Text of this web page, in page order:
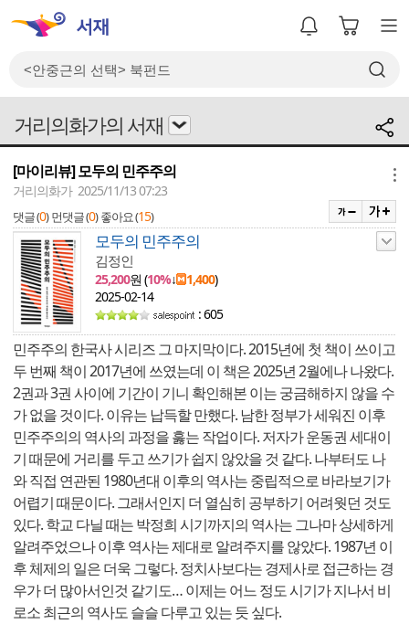
거리의화가의 서재
[마이리뷰] 모두의 민주주의
거리의화가 2025/11/13 07:23
댓글 (0) 먼댓글 (0) 좋아요 (15)
모두의 민주주의
김정인
25,200원 (10%↓ 1,400)
2025-02-14
: 605
민주주의 한국사 시리즈 그 마지막이다. 2015년에 첫 책이 쓰이고
두 번째 책이 2017년에 쓰였는데 이 책은 2025년 2월에나 나왔다.
2권과 3권 사이에 기간이 기니 확인해본 이는 궁금해하지 않을 수
가 없을 것이다. 이유는 납득할 만했다. 남한 정부가 세워진 이후
민주주의의 역사의 과정을 훓는 작업이다. 저자가 운동권 세대이
기 때문에 거리를 두고 쓰기가 쉽지 않았을 것 같다. 나부터도 나
와 직접 연관된 1980년대 이후의 역사는 중립적으로 바라보기가
어렵기 때문이다. 그래서인지 더 열심히 공부하기 어려웟던 것도
있다. 학교 다닐 때는 박정희 시기까지의 역사는 그나마 상세하게
알려주었으나 이후 역사는 제대로 알려주지를 않았다. 1987년 이
후 체제의 일은 더욱 그렇다. 정치사보다는 경제사로 접근하는 경
우가 더 많아서인것 같기도… 이제는 어느 정도 시기가 지나서 비
로소 최근의 역사도 슬슬 다루고 있는 듯 싶다.